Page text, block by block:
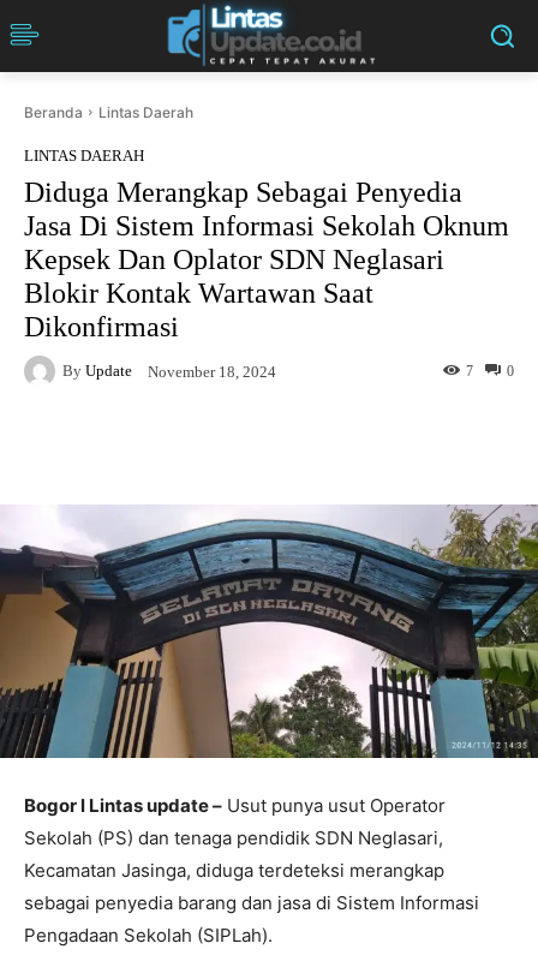
Beranda Lintas Daerah
LINTAS DAERAH
Diduga Merangkap Sebagai Penyedia
Jasa Di Sistem Informasi Sekolah Oknum
Kepsek Dan Oplator SDN Neglasari
Blokir Kontak Wartawan Saat
Dikonfirmasi
By Update November 18, 2024 0
7
Bogor l Lintas update – Usut punya usut Operator
Sekolah (PS) dan tenaga pendidik SDN Neglasari,
Kecamatan Jasinga, diduga terdeteksi merangkap
sebagai penyedia barang dan jasa di Sistem Informasi
Pengadaan Sekolah (SIPLah).